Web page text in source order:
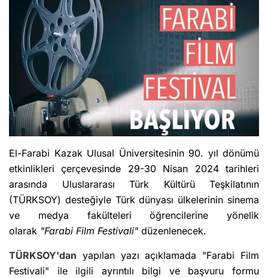
El-Farabi Kazak Ulusal Üniversitesinin 90. yıl dönümü
etkinlikleri çerçevesinde 29-30 Nisan 2024 tarihleri
arasında Uluslararası Türk Kültürü Teşkilatının
(TÜRKSOY) desteğiyle Türk dünyası ülkelerinin sinema
ve medya fakülteleri öğrencilerine yönelik
olarak "Farabi Film Festivali" düzenlenecek.
TÜRKSOY'dan yapılan yazı açıklamada "Farabi Film
Festivali" ile ilgili ayrıntılı bilgi ve başvuru formu